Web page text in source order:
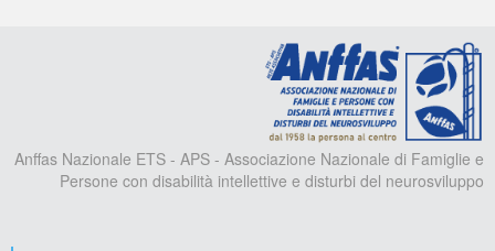
Anffas Nazionale ETS - APS - Associazione Nazionale di Famiglie e
Persone con disabilità intellettive e disturbi del neurosviluppo